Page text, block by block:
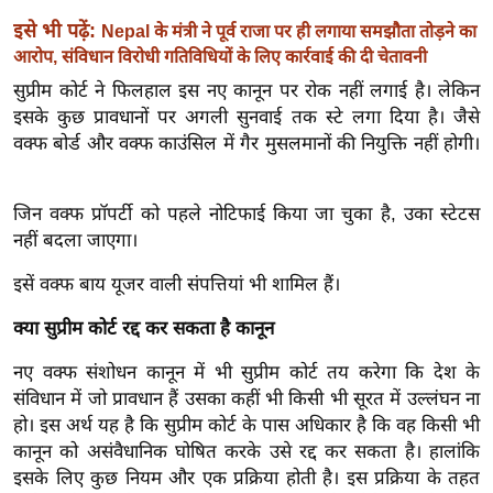
ज
ग
त
बॉ
ली
ड
हॉ
ली
ड
फि
ल्म
स
मी
क्षा
इसे भी पढ़ें: Nepal के मंत्री ने पूर्व राजा पर ही लगाया समझौता तोड़ने का
आरोप, संविधान विरोधी गतिविधियों के लिए कार्रवाई की दी चेतावनी
सुप्रीम कोर्ट ने फिलहाल इस नए कानून पर रोक नहीं लगाई है। लेकिन
इसके कुछ प्रावधानों पर अगली सुनवाई तक स्टे लगा दिया है। जैसे
वक्फ बोर्ड और वक्फ काउंसिल में गैर मुसलमानों की नियुक्ति नहीं होगी।
जिन वक्फ प्रॉपर्टी को पहले नोटिफाई किया जा चुका है, उका स्टेटस
नहीं बदला जाएगा।
इसें वक्फ बाय यूजर वाली संपत्तियां भी शामिल हैं।
क्या सुप्रीम कोर्ट रद्द कर सकता है कानून
नए वक्फ संशोधन कानून में भी सुप्रीम कोर्ट तय करेगा कि देश के
संविधान में जो प्रावधान हैं उसका कहीं भी किसी भी सूरत में उल्लंघन ना
हो। इस अर्थ यह है कि सुप्रीम कोर्ट के पास अधिकार है कि वह किसी भी
कानून को असंवैधानिक घोषित करके उसे रद्द कर सकता है। हालांकि
इसके लिए कुछ नियम और एक प्रक्रिया होती है। इस प्रक्रिया के तहत